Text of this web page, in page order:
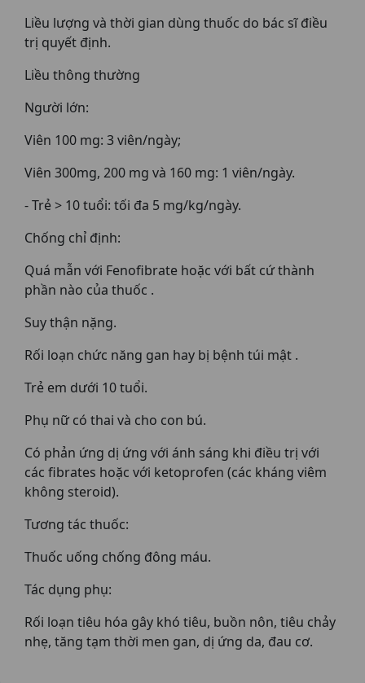
Liều lượng và thời gian dùng thuốc do bác sĩ điều
trị quyết định.
Liều thông thường
Người lớn:
Viên 100 mg: 3 viên/ngày;
Viên 300mg, 200 mg và 160 mg: 1 viên/ngày.
- Trẻ > 10 tuổi: tối đa 5 mg/kg/ngày.
Chống chỉ định:
Quá mẫn với Fenofibrate hoặc với bất cứ thành
phần nào của thuốc .
Suy thận nặng.
Rối loạn chức năng gan hay bị bệnh túi mật .
Trẻ em dưới 10 tuổi.
Phụ nữ có thai và cho con bú.
Có phản ứng dị ứng với ánh sáng khi điều trị với
các fibrates hoặc với ketoprofen (các kháng viêm
không steroid).
Tương tác thuốc:
Thuốc uống chống đông máu.
Tác dụng phụ:
Rối loạn tiêu hóa gây khó tiêu, buồn nôn, tiêu chảy
nhẹ, tăng tạm thời men gan, dị ứng da, đau cơ.